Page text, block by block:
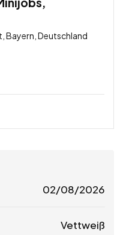
Bayern, Deutschland
02/08/2026
Vettweiß